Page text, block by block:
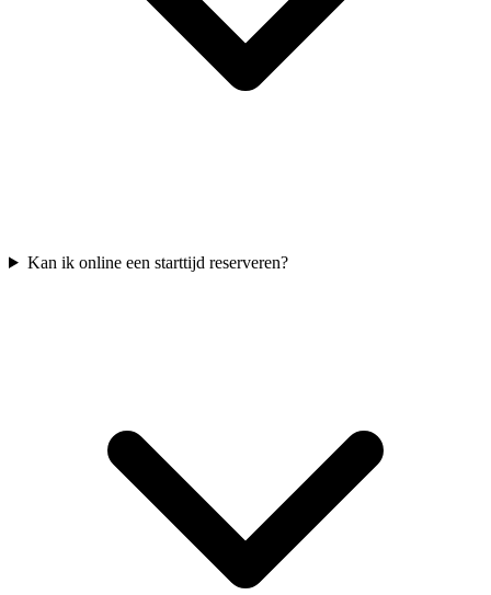
Kan ik online een starttijd reserveren?